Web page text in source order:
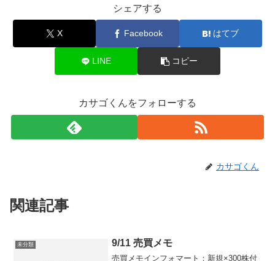
シェアする
X Facebook はてブ
LINE コピー
カサゴくんをフォローする
カサゴくん
関連記事
未分類 9/11 売買メモ
売買メモインフォマート：新規×300株付